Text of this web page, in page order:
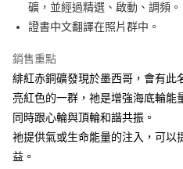
街口支付
ATM付款
全家取貨付款
每筆NT$80，滿NT$3,000(含以上)
礦，並經過精選、啟動、調頻。
證書中文翻譯在照片群中。
銷售重點
緋紅赤銅礦發現於墨西哥，會有此
亮紅色的一群，祂是增強海底輪能
同時跟心輪與頂輪和諧共振。
祂提供氣或生命能量的注入，可以
益。